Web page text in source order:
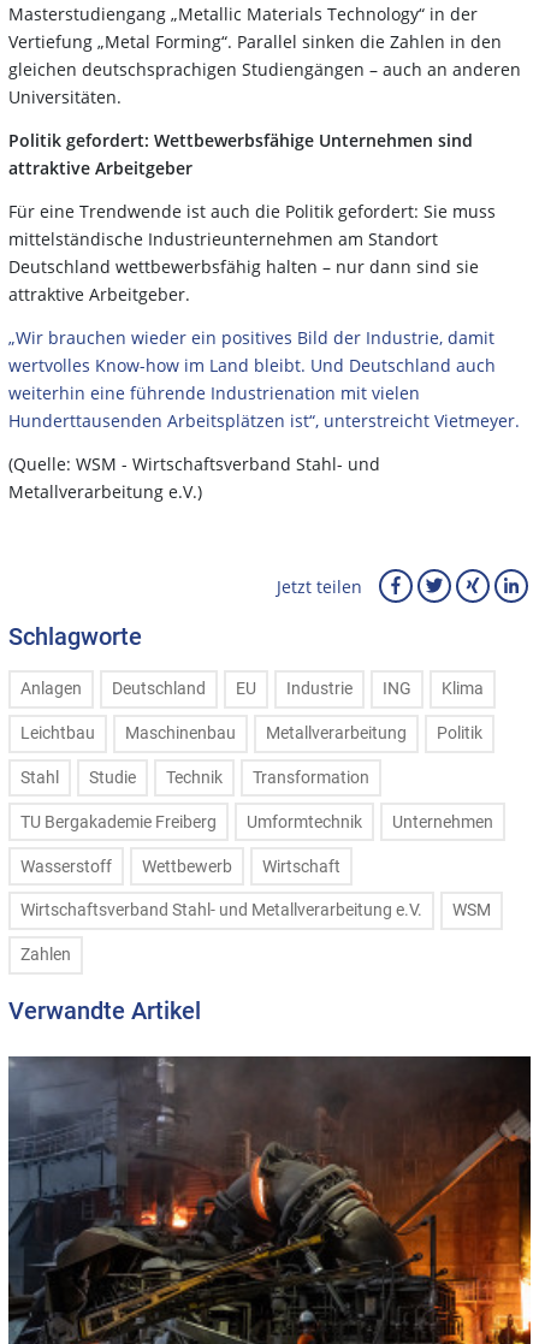
Masterstudiengang „Metallic Materials Technology“ in der
Vertiefung „Metal Forming“. Parallel sinken die Zahlen in den
gleichen deutschsprachigen Studiengängen – auch an anderen
Universitäten.
Politik gefordert: Wettbewerbsfähige Unternehmen sind
attraktive Arbeitgeber
Für eine Trendwende ist auch die Politik gefordert: Sie muss
mittelständische Industrieunternehmen am Standort
Deutschland wettbewerbsfähig halten – nur dann sind sie
attraktive Arbeitgeber.
„Wir brauchen wieder ein positives Bild der Industrie, damit
wertvolles Know-how im Land bleibt. Und Deutschland auch
weiterhin eine führende Industrienation mit vielen
Hunderttausenden Arbeitsplätzen ist“, unterstreicht Vietmeyer.
(Quelle: WSM - Wirtschaftsverband Stahl- und
Metallverarbeitung e.V.)
Jetzt teilen
Schlagworte
Anlagen Deutschland EU Industrie ING Klima
Leichtbau Maschinenbau Metallverarbeitung Politik
Stahl Studie Technik Transformation
TU Bergakademie Freiberg Umformtechnik Unternehmen
Wasserstoff Wettbewerb Wirtschaft
Wirtschaftsverband Stahl- und Metallverarbeitung e.V. WSM
Zahlen
Verwandte Artikel